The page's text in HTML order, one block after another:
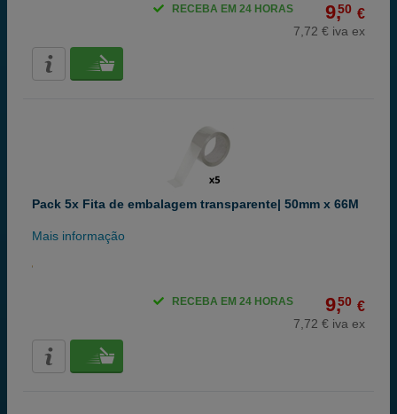
9,50 €
7,72 € iva ex
RECEBA EM 24 HORAS
Pack 5x Fita de embalagem transparente| 50mm x 66M
Mais informação
9,50 €
7,72 € iva ex
RECEBA EM 24 HORAS